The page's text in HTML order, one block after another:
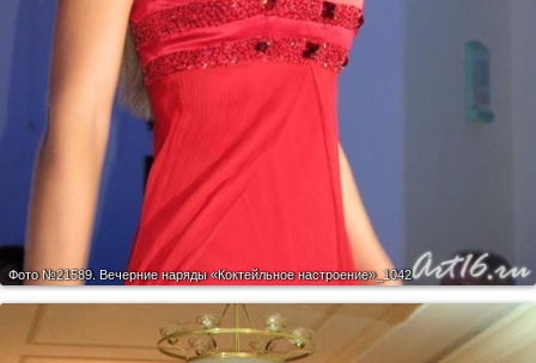
Фото №21589. Вечерние наряды «Коктейльное настроение»_1042